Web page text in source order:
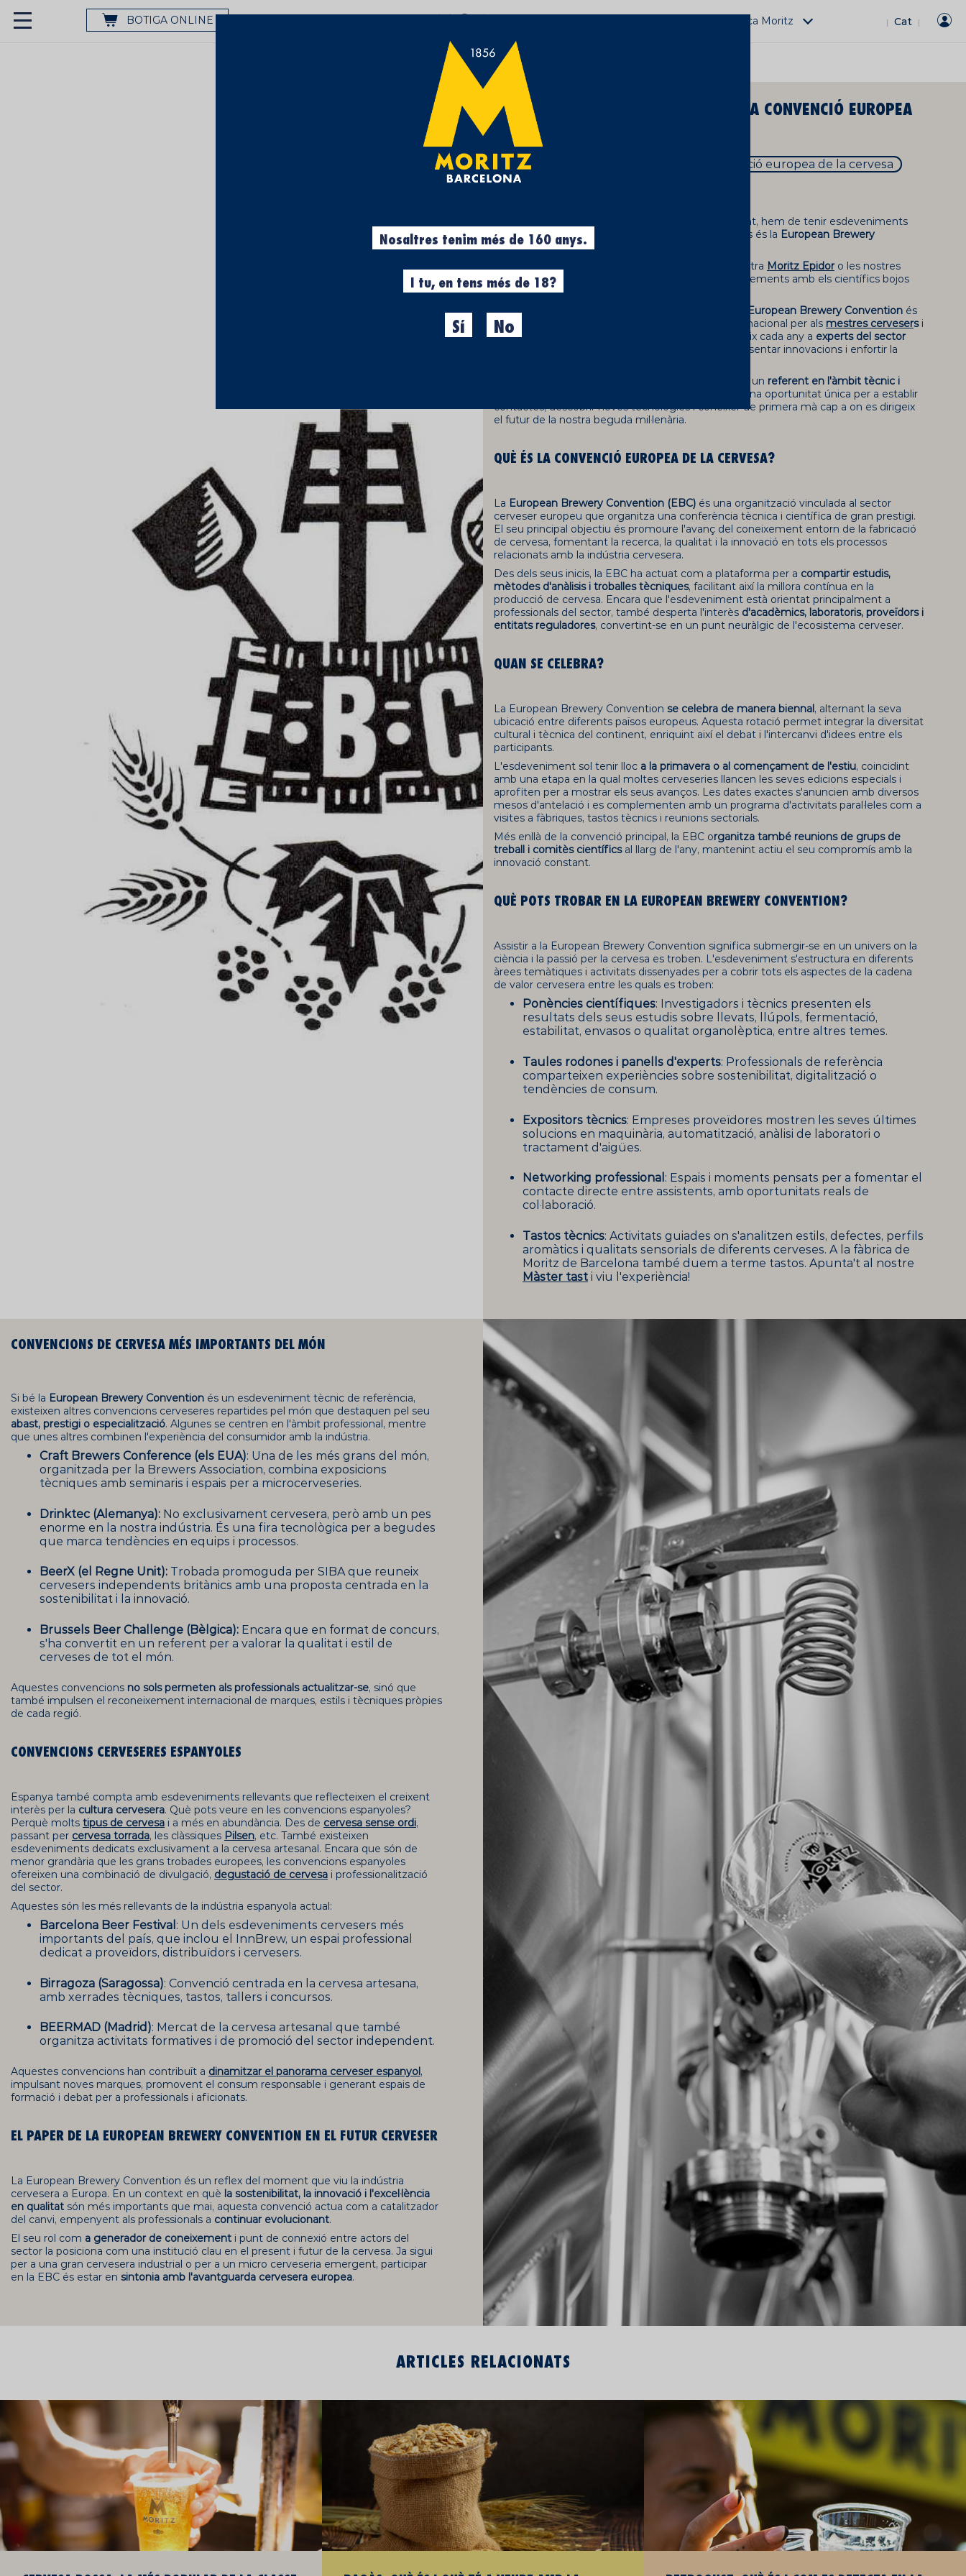
BOTIGA ONLINE Activitats Fàbrica Moritz | Cat |
UN ESPAI QUE T’APROPA LA CULTURA CERVESERA
EUROPEAN BREWERY CONVENTION: LA CONVENCIÓ EUROPEA
DE LA CERVESA
European Brewery Convention
convenció europea de la cervesa
convenció de cervesa
A Europa ens agrada tant la cervesa que, òbviament, hem de tenir esdeveniments
massius dedicats exclusivament a ella, un dels quals és la European Brewery
Convention.
Per a poder crear fantàstiques cerveses com la nostra Moritz Epidoro les nostres
cerveses fresques
, és fonamental compartir coneixements amb els científics bojos
més brillants de
Des de 1947,
la convenció europea de la cervesa o European Brewery Convention és
una de les trobades més rellevants en l'àmbit internacional per als mestres cervesersi
amants de la cervesa. Aquest esdeveniment reuneix cada any a experts del sector
amb l'objectiu de debatre tendències, presentar innovacions i enfortir la
Al llarg del temps, aquesta cita s'ha consolidat com un referent en l'àmbit tècnic i
. Representa una oportunitat única per a establir
contactes, descobrir noves tecnologies i conèixer de primera mà cap a on es dirigeix
el futur de la nostra beguda mil·lenària.
QUÈ ÉS LA CONVENCIÓ EUROPEA DE LA CERVESA?
La European Brewery Convention (EBC) és una organització vinculada al sector
cerveser europeu que organitza una conferència tècnica i científica de gran prestigi.
El seu principal objectiu és promoure l'avanç del coneixement entorn de la fabricació
de cervesa, fomentant la recerca, la qualitat i la innovació en tots els processos
relacionats amb la indústria cervesera.
Des dels seus inicis, la EBC ha actuat com a plataforma per a compartir estudis,
mètodes d'anàlisis i troballes tècniques, facilitant així la millora contínua en la
producció de cervesa. Encara que l'esdeveniment està orientat principalment a
professionals del sector, també desperta l'interès d'acadèmics, laboratoris, proveïdors i
entitats reguladores, convertint-se en un punt neuràlgic de l'ecosistema cerveser.
QUAN SE CELEBRA?
La European Brewery Convention se celebra de manera biennal, alternant la seva
ubicació entre diferents països europeus. Aquesta rotació permet integrar la diversitat
cultural i tècnica del continent, enriquint així el debat i l'intercanvi d'idees entre els
participants.
L'esdeveniment sol tenir lloc a la primavera o al començament de l'estiu, coincidint
amb una etapa en la qual moltes cerveseries llancen les seves edicions especials i
aprofiten per a mostrar els seus avanços. Les dates exactes s'anuncien amb diversos
mesos d'antelació i es complementen amb un programa d'activitats paral·leles com a
visites a fàbriques, tastos tècnics i reunions sectorials.
Més enllà de la convenció principal, la EBC organitza també reunions de grups de
treball i comitès científicsal llarg de l'any, mantenint actiu el seu compromís amb la
innovació constant.
QUÈ POTS TROBAR EN LA EUROPEAN BREWERY CONVENTION ?
Assistir a la European Brewery Convention significa submergir-se en un univers on la
ciència i la passió per la cervesa es troben. L'esdeveniment s'estructura en diferents
àrees temàtiques i activitats dissenyades per a cobrir tots els aspectes de la cadena
de valor cervesera entre les quals es troben:
Ponències científiques: Investigadors i tècnics presenten els
resultats dels seus estudis sobre llevats, llúpols, fermentació,
estabilitat, envasos o qualitat organolèptica, entre altres temes.
Taules rodones i panells d'experts: Professionals de referència
comparteixen experiències sobre sostenibilitat, digitalització o
tendències de consum.
Expositors tècnics: Empreses proveïdores mostren les seves últimes
solucions en maquinària, automatització, anàlisi de laboratori o
tractament d'aigües.
Networking professional : Espais i moments pensats per a fomentar el
contacte directe entre assistents, amb oportunitats reals de
col·laboració.
Tastos tècnics: Activitats guiades on s'analitzen estils, defectes, perfils
aromàtics i qualitats sensorials de diferents cerveses. A la fàbrica de
Moritz de Barcelona també duem a terme tastos. Apunta't al nostre
Màster tast i viu l'experiència!
CONVENCIONS DE CERVESA MÉS IMPORTANTS DEL MÓN
Si bé la European Brewery Convention és un esdeveniment tècnic de referència,
existeixen altres convencions cerveseres repartides pel món que destaquen pel seu
abast, prestigi o especialització. Algunes se centren en l'àmbit professional, mentre
que unes altres combinen l'experiència del consumidor amb la indústria.
Craft Brewers Conference (els EUA): Una de les més grans del món,
organitzada per la Brewers Association, combina exposicions
tècniques amb seminaris i espais per a microcerveseries.
Drinktec (Alemanya): No exclusivament cervesera, però amb un pes
enorme en la nostra indústria. És una fira tecnològica per a begudes
que marca tendències en equips i processos.
BeerX (el Regne Unit): Trobada promoguda per SIBA que reuneix
cervesers independents britànics amb una proposta centrada en la
sostenibilitat i la innovació.
Brussels Beer Challenge (Bèlgica): Encara que en format de concurs,
s'ha convertit en un referent per a valorar la qualitat i estil de
cerveses de tot el món.
Aquestes convencions no sols permeten als professionals actualitzar-se, sinó que
també impulsen el reconeixement internacional de marques, estils i tècniques pròpies
de cada regió.
CONVENCIONS CERVESERES ESPANYOLES
Espanya també compta amb esdeveniments rellevants que reflecteixen el creixent
interès per la cultura cervesera. Què pots veure en les convencions espanyoles?
Perquè molts tipus de cervesa i a més en abundància. Des de cervesa sense ordi,
passant per cervesa torrada, les clàssiques Pilsen, etc. També existeixen
esdeveniments dedicats exclusivament a la cervesa artesanal. Encara que són de
menor grandària que les grans trobades europees, les convencions espanyoles
ofereixen una combinació de divulgació, degustació de cervesa i professionalització
del sector.
Aquestes són les més rellevants de la indústria espanyola actual:
Barcelona Beer Festival : Un dels esdeveniments cervesers més
importants del país, que inclou el InnBrew, un espai professional
dedicat a proveïdors, distribuïdors i cervesers.
Birragoza (Saragossa): Convenció centrada en la cervesa artesana,
amb xerrades tècniques, tastos, tallers i concursos.
BEERMAD (Madrid): Mercat de la cervesa artesanal que també
organitza activitats formatives i de promoció del sector independent.
Aquestes convencions han contribuït a dinamitzar el panorama cerveser espanyol,
impulsant noves marques, promovent el consum responsable i generant espais de
formació i debat per a professionals i aficionats.
EL PAPER DE LA EUROPEAN BREWERY CONVENTION EN EL FUTUR CERVESER
La European Brewery Convention és un reflex del moment que viu la indústria
cervesera a Europa. En un context en què la sostenibilitat, la innovació i l'excel·lència
en qualitat són més importants que mai, aquesta convenció actua com a catalitzador
del canvi, empenyent als professionals a continuar evolucionant.
El seu rol com a generador de coneixement i punt de connexió entre actors del
sector la posiciona com una institució clau en el present i futur de la cervesa. Ja sigui
per a una gran cervesera industrial o per a un micro cerveseria emergent, participar
en la EBC és estar en sintonia amb l'avantguarda cervesera europea.
ARTICLES RELACIONATS
Nosaltres tenim més de 160 anys.
I tu, en tens més de 18?
Sí No